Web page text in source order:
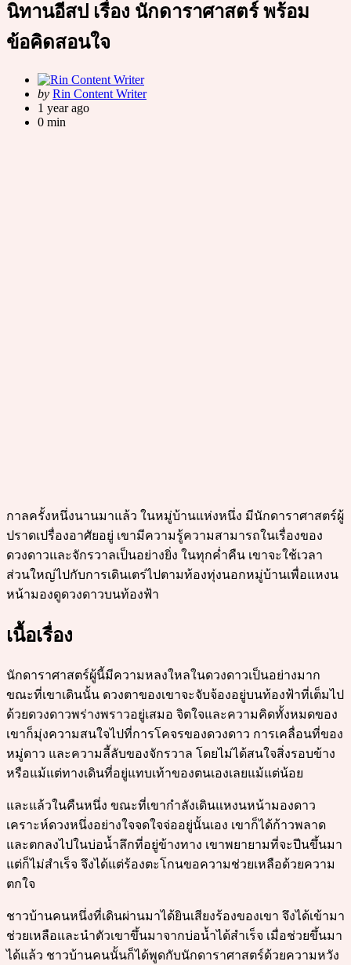
นิทานอีสป เรื่อง นักดาราศาสตร์ พร้อม
ข้อคิดสอนใจ
Posted
by
by Rin Content Writer
1 year ago
0 min
กาลครั้งหนึ่งนานมาแล้ว ในหมู่บ้านแห่งหนึ่ง มีนักดาราศาสตร์ผู้
ปราดเปรื่องอาศัยอยู่ เขามีความรู้ความสามารถในเรื่องของ
ดวงดาวและจักรวาลเป็นอย่างยิ่ง ในทุกค่ำคืน เขาจะใช้เวลา
ส่วนใหญ่ไปกับการเดินเตร่ไปตามท้องทุ่งนอกหมู่บ้านเพื่อแหงน
หน้ามองดูดวงดาวบนท้องฟ้า
เนื้อเรื่อง
นักดาราศาสตร์ผู้นี้มีความหลงใหลในดวงดาวเป็นอย่างมาก
ขณะที่เขาเดินนั้น ดวงตาของเขาจะจับจ้องอยู่บนท้องฟ้าที่เต็มไป
ด้วยดวงดาวพร่างพราวอยู่เสมอ จิตใจและความคิดทั้งหมดของ
เขาก็มุ่งความสนใจไปที่การโคจรของดวงดาว การเคลื่อนที่ของ
หมู่ดาว และความลี้ลับของจักรวาล โดยไม่ได้สนใจสิ่งรอบข้าง
หรือแม้แต่ทางเดินที่อยู่แทบเท้าของตนเองเลยแม้แต่น้อย
และแล้วในคืนหนึ่ง ขณะที่เขากำลังเดินแหงนหน้ามองดาว
เคราะห์ดวงหนึ่งอย่างใจจดใจจ่ออยู่นั้นเอง เขาก็ได้ก้าวพลาด
และตกลงไปในบ่อน้ำลึกที่อยู่ข้างทาง เขาพยายามที่จะปีนขึ้นมา
แต่ก็ไม่สำเร็จ จึงได้แต่ร้องตะโกนขอความช่วยเหลือด้วยความ
ตกใจ
ชาวบ้านคนหนึ่งที่เดินผ่านมาได้ยินเสียงร้องของเขา จึงได้เข้ามา
ช่วยเหลือและนำตัวเขาขึ้นมาจากบ่อน้ำได้สำเร็จ เมื่อช่วยขึ้นมา
ได้แล้ว ชาวบ้านคนนั้นก็ได้พูดกับนักดาราศาสตร์ด้วยความหวัง